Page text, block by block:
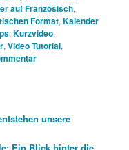
auf Französisch,
Format,Kalender
,Kurzvideo,
,Video Tutorial,
unsere